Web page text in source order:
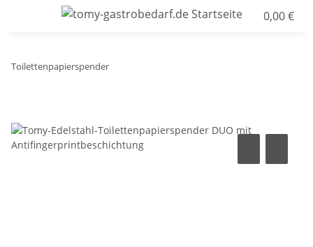
0,00 €
Toilettenpapierspender